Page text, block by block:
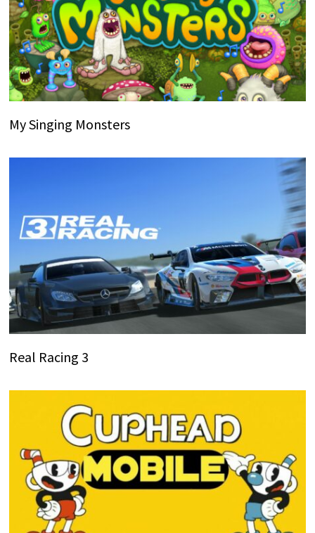
My Singing Monsters
Real Racing 3